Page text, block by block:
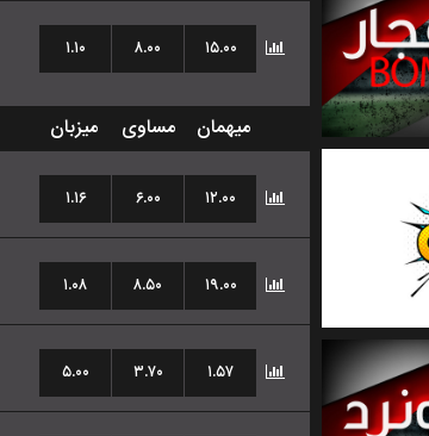
۱.۱۰ ۸.۰۰ ۱۵.۰۰
میزبان مساوی میهمان
۱.۱۶ ۶.۰۰ ۱۲.۰۰
۱.۰۸ ۸.۵۰ ۱۹.۰۰
۵.۰۰ ۳.۷۰ ۱.۵۷